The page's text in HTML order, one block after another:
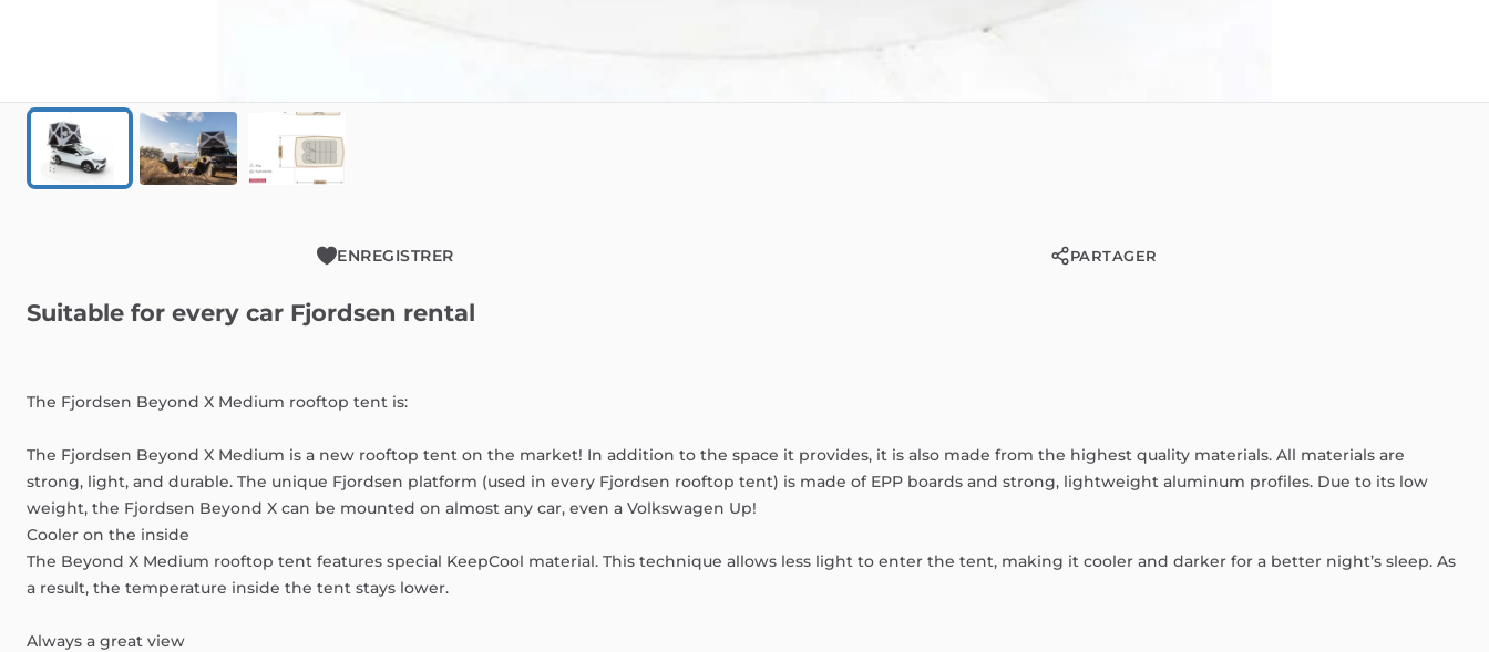
ENREGISTRER PARTAGER
Suitable for every car Fjordsen rental
The Fjordsen Beyond X Medium rooftop tent is:
The Fjordsen Beyond X Medium is a new rooftop tent on the market! In addition to the space it provides, it is also made from the highest quality materials. All materials are
strong, light, and durable. The unique Fjordsen platform (used in every Fjordsen rooftop tent) is made of EPP boards and strong, lightweight aluminum profiles. Due to its low
weight, the Fjordsen Beyond X can be mounted on almost any car, even a Volkswagen Up!
Cooler on the inside
The Beyond X Medium rooftop tent features special KeepCool material. This technique allows less light to enter the tent, making it cooler and darker for a better night’s sleep. As
a result, the temperature inside the tent stays lower.
Always a great view